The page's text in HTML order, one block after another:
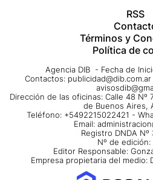
RSS
Términos y
Política de
Agencia DIB - Fecha de
Contactos: publicidad@dib.com.ar
Dirección de las oficinas: Calle 48 Nº
de Buenos Aires,
Teléfono: +5492215022421 -
Email:
Registro DNDA
Nº de edición:
Editor Responsable:
Empresa propietaria del medio: